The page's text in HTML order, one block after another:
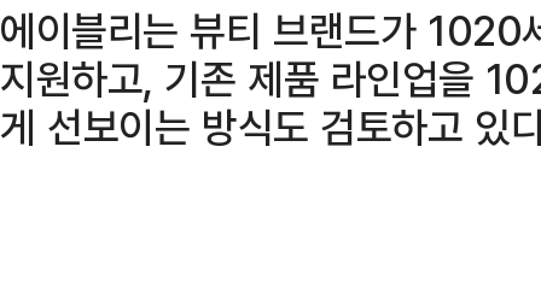
에이블리는 뷰티 브랜드가 1020
지원하고, 기존 제품 라인업을
게 선보이는 방식도 검토하고 있